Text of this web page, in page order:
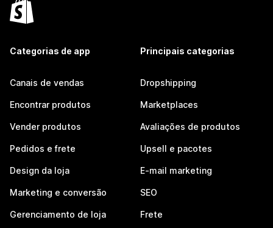
Categorias de app
Canais de vendas
Encontrar produtos
Vender produtos
Pedidos e frete
Design da loja
Marketing e conversão
Gerenciamento de loja
Principais categorias
Dropshipping
Marketplaces
Avaliações de produtos
Upsell e pacotes
E-mail marketing
SEO
Frete